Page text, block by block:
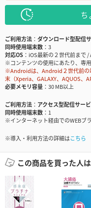
ち
ご利用方法
ダウンロード型配信
同時使用端末数
3
対応OS
iOS最新の２世代前まで
※コンテンツの使用にあたり、専
※Androidは、Android２世代前の
末（Xperia、GALAXY、AQUOS、
必要メモリ容量
30 MB以上
ご利用方法
アクセス型配信サー
同時使用端末数
1
※インターネット経由でのWEBブ
※導入・利用方法の詳細はこちら
この商品を買った人